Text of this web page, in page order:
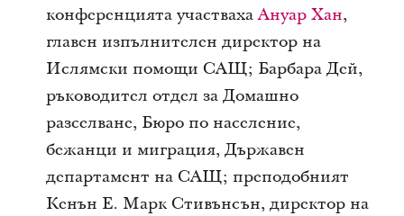
конференцията участвахаАнуар Хан,
главен изпълнителен директор на
Ислямски помощи САЩ; Барбара Дей,
ръководител отдел за Домашно
разселване, Бюро по население,
бежанци и миграция, Държавен
департамент на САЩ; преподобният
Кенън Е. Марк Стивънсън, директор на